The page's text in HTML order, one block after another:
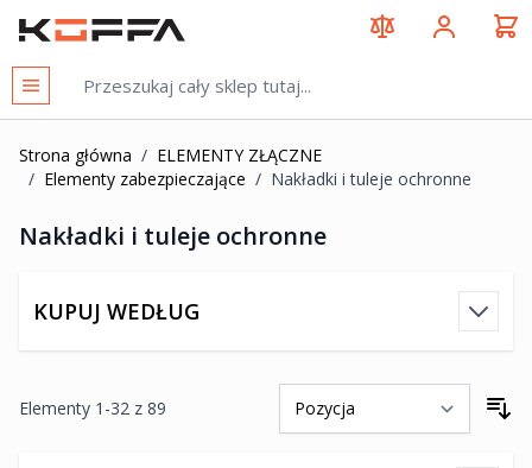
KOFFA
Strona główna / ELEMENTY ZŁĄCZNE
/ Elementy zabezpieczające / Nakładki i tuleje ochronne
Nakładki i tuleje ochronne
KUPUJ WEDŁUG
Elementy 1 -32 z 89